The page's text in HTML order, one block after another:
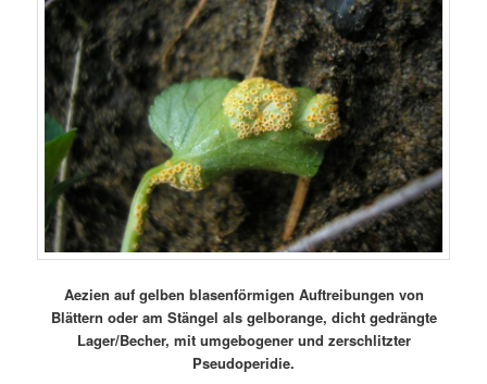
Aezien auf gelben blasenförmigen Auftreibungen von
Blättern oder am Stängel als gelborange, dicht gedrängte
Lager/Becher, mit umgebogener und zerschlitzter
Pseudoperidie.